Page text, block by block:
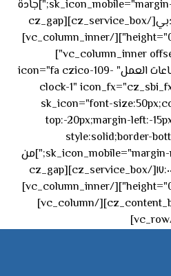
sk_icon_mobile="margin-right:0px;margin-left:0px;"]جادة
الشيخ محمد بن راشد – دبي[/cz_service_box][cz_gap
height="0px" height_tablet="50px"][/vc_column_inner]
[vc_column_inner offset="vc_col-md-4"]
[cz_service_box title="ساعات العمل" icon="fa czico-109-
clock-1"
sk_icon="font-
top:-20px;margin-left:-
style:solid;border-
sk_icon_mobile="margin-right:0px;margin-left:0px;"]من
الاثنين إلى الجمعة ٩:٠٠ - ١٧:٠٠[/cz_service_box][cz_gap
height="0px" height_tablet="50px"][/vc_column_inner]
[/vc_row_inner][/cz_content_box][/vc_column]